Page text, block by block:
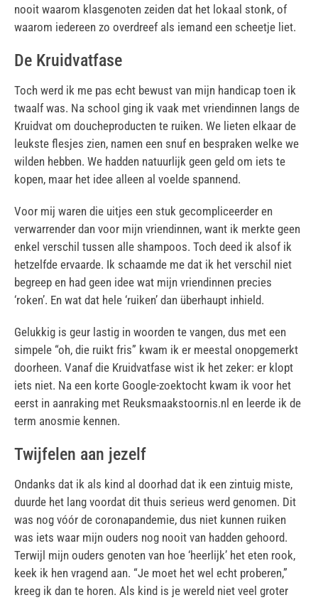
nooit waarom klasgenoten zeiden dat het lokaal stonk, of
waarom iedereen zo overdreef als iemand een scheetje liet.
De Kruidvatfase
Toch werd ik me pas echt bewust van mijn handicap toen ik
twaalf was. Na school ging ik vaak met vriendinnen langs de
Kruidvat om doucheproducten te ruiken. We lieten elkaar de
leukste flesjes zien, namen een snuf en bespraken welke we
wilden hebben. We hadden natuurlijk geen geld om iets te
kopen, maar het idee alleen al voelde spannend.
Voor mij waren die uitjes een stuk gecompliceerder en
verwarrender dan voor mijn vriendinnen, want ik merkte geen
enkel verschil tussen alle shampoos. Toch deed ik alsof ik
hetzelfde ervaarde. Ik schaamde me dat ik het verschil niet
begreep en had geen idee wat mijn vriendinnen precies
‘roken’. En wat dat hele ‘ruiken’ dan überhaupt inhield.
Gelukkig is geur lastig in woorden te vangen, dus met een
simpele “oh, die ruikt fris” kwam ik er meestal onopgemerkt
doorheen. Vanaf die Kruidvatfase wist ik het zeker: er klopt
iets niet. Na een korte Google-zoektocht kwam ik voor het
eerst in aanraking met Reuksmaakstoornis.nl en leerde ik de
term anosmie kennen.
Twijfelen aan jezelf
Ondanks dat ik als kind al doorhad dat ik een zintuig miste,
duurde het lang voordat dit thuis serieus werd genomen. Dit
was nog vóór de coronapandemie, dus niet kunnen ruiken
was iets waar mijn ouders nog nooit van hadden gehoord.
Terwijl mijn ouders genoten van hoe ‘heerlijk’ het eten rook,
keek ik hen vragend aan. “Je moet het wel echt proberen,”
kreeg ik dan te horen. Als kind is je wereld niet veel groter